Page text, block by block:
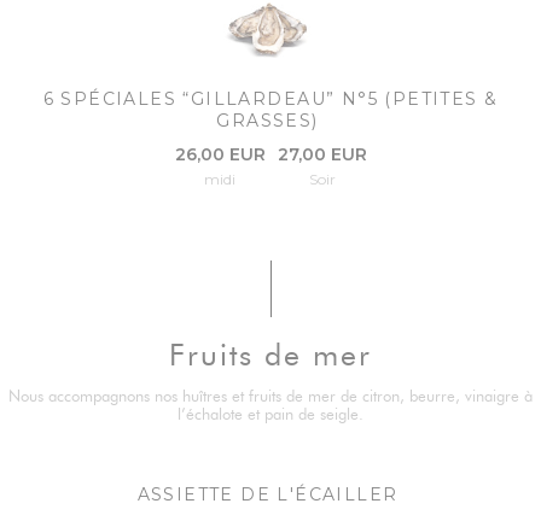
6 SPÉCIALES “GILLARDEAU” N°5 (PETITES &
GRASSES)
26,00 EUR
midi
27,00 EUR
Soir
Fruits de mer
Nous accompagnons nos huîtres et fruits de mer de citron, beurre, vinaigre à
l’échalote et pain de seigle.
ASSIETTE DE L'ÉCAILLER